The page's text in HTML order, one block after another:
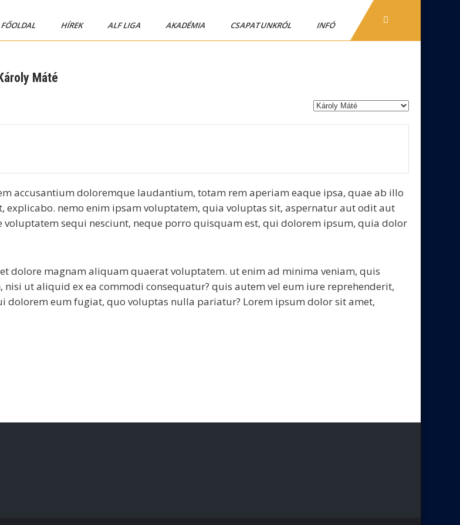
FŐOLDAL HÍREK ALF LIGA AKADÉMIA CSAPATUNKRÓL INFÓ
Máté
accusantium doloremque laudantium, totam rem aperiam eaque ipsa, quae ab illo
explicabo. nemo enim ipsam voluptatem, quia voluptas sit, aspernatur aut odit aut
sequi nesciunt, neque porro quisquam est, qui dolorem ipsum, quia dolor
dolore magnam aliquam quaerat voluptatem. ut enim ad minima veniam, quis
ut aliquid ex ea commodi consequatur? quis autem vel eum iure reprehenderit,
dolorem eum fugiat, quo voluptas nulla pariatur? Lorem ipsum dolor sit amet,